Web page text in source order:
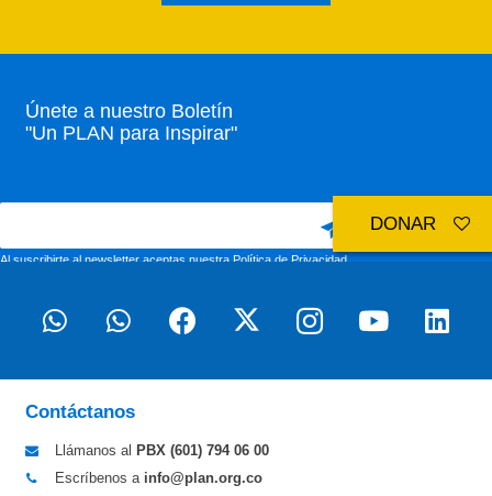
Únete a nuestro Boletín
"Un PLAN para Inspirar"
Al suscribirte al newsletter aceptas nuestraPolítica de Privacidad
Contáctanos
Llámanos al PBX (601) 794 06 00
Escríbenos a info@plan.org.co
DONAR